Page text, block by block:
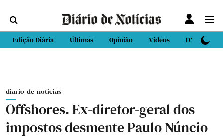
Edição Diária Últimas Opinião Vídeos DN Sport
diario-de-noticias
Offshores. Ex-diretor-geral dos
impostos desmente Paulo Núncio